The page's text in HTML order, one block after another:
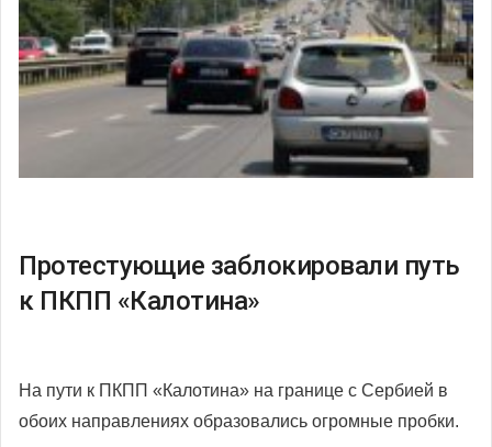
Протестующие заблокировали путь
к ПКПП «Калотина»
На пути к ПКПП «Калотина» на границе с Сербией в
обоих направлениях образовались огромные пробки.